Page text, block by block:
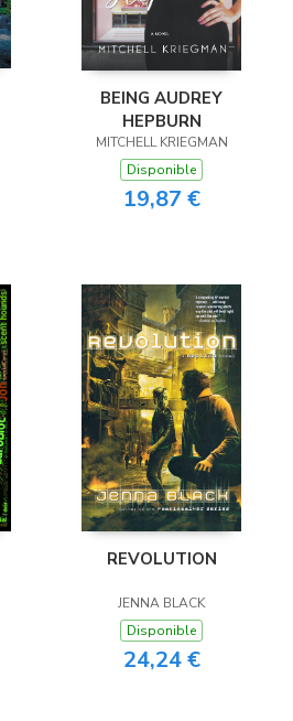
BEING AUDREY
HEPBURN
MITCHELL KRIEGMAN
Disponible
19,87 €
REVOLUTION
JENNA BLACK
Disponible
24,24 €